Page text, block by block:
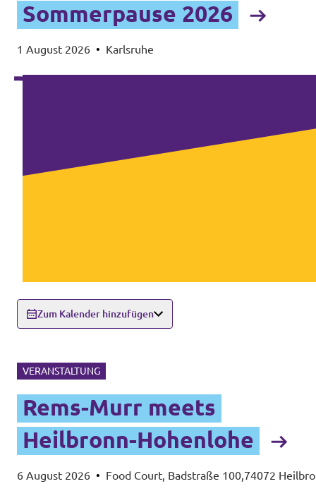
Sommerpause 2026
1 August 2026 • Karlsruhe
Zum Kalender hinzufügen
VERANSTALTUNG
Rems-Murr meets
Heilbronn-Hohenlohe
6 August 2026 • Food Court, Badstraße 100,74072